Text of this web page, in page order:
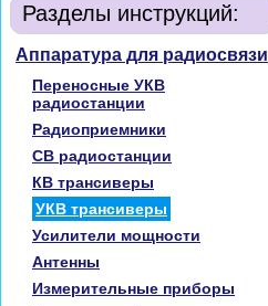
Разделы инструкций:
Аппаратура для радиосвязи
Переносные УКВ
радиостанции
Радиоприемники
CB радиостанции
КВ трансиверы
УКВ трансиверы
Усилители мощности
Антенны
Измерительные приборы